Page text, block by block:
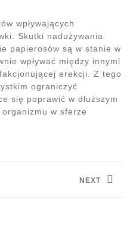
wpływających
Skutki nadużywania
papierosów są w stanie w
wpływać między innymi
erekcji. Z tego
ograniczyć
się poprawić w dłuższym
w sferze
NEXT